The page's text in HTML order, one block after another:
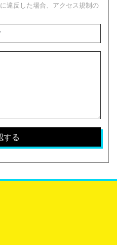
に違反した場合、アクセス規制の